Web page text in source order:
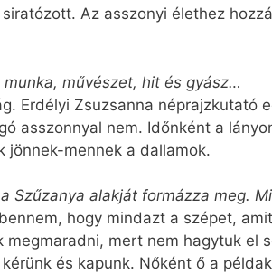
Az asszonyi élethez
művészet, hit és gyász…
Erdélyi Zsuzsanna néprajzkutató
asszonnyal nem. Időnként a
jönnek-mennek a dallamok.
Szűzanya alakját formázza meg.
hogy mindazt a szépet,
mert nem hagytuk el
és kapunk. Nőként ő a